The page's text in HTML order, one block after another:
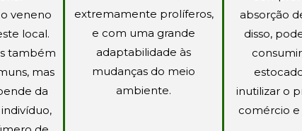
veneno
local.
também
mas
da
extremamente prolíferos,
e com uma grande
adaptabilidade às
mudanças do meio
ambiente.
absorção
disso,
inutilizar o
comércio